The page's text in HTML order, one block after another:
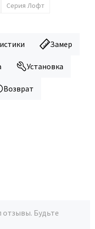
Серия Лофт
Замер
Установка
Возврат
отзывы. Будьте